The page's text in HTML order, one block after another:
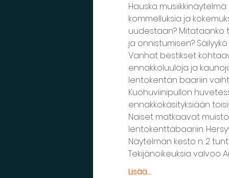
Hauska
kommelluksia ja
uudestaan? Mitataanko
ja onnistumisen?
Vanhat bestikset
ennakkoluuloja ja
lentokentän baariin
Kuohuviinipullon
ennakkokäsityksiään
Naiset matkaavat
lentokenttäbaariin.
Näytelmän kesto n. 2
Tekijänoikeuksia valvoo
Lisää...